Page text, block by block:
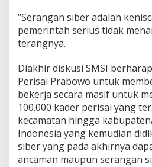
“Serangan siber adalah
pemerintah serius tidak
terangnya.
Diakhir diskusi SMSI
Perisai Prabowo untuk
bekerja secara masif untuk
100.000 kader perisai yang
kecamatan hingga
Indonesia yang kemudian
siber yang pada akhirnya
ancaman maupun serangan